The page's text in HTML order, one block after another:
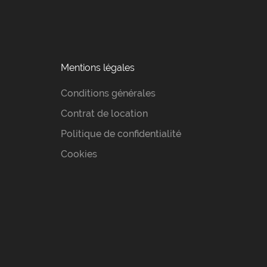
Mentions légales
Conditions générales
Contrat de location
Politique de confidentialité
Cookies